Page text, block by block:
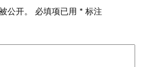
公开。 必填项已用 * 标注